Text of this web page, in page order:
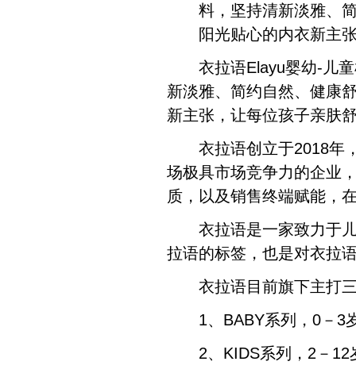
料，坚持清新淡雅、
阳光贴心的内衣新主
衣拉语Elayu婴幼-儿童
新淡雅、简约自然、健康
新主张，让每位孩子亲肤
衣拉语创立于2018年，
场极具市场竞争力的企业
质，以及销售终端赋能，
衣拉语是一家致力于儿
拉语的标签，也是对衣拉
衣拉语目前旗下主打三
1、BABY系列，0－3
2、KIDS系列，2－12